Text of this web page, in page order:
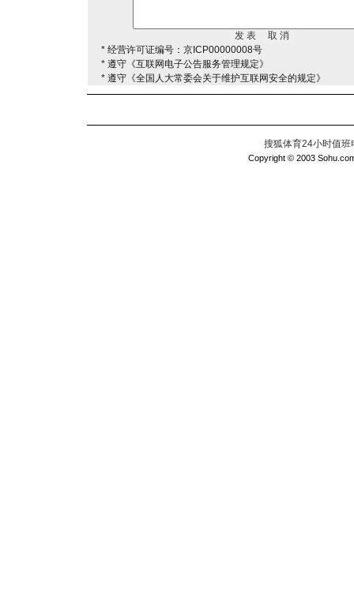
* 经营许可证编号：京ICP00000008号
* 遵守《互联网电子公告服务管理规定》
* 遵守《全国人大常委会关于维护互联网安全的规定》
搜狐体育24小时值
Copyright © 2003